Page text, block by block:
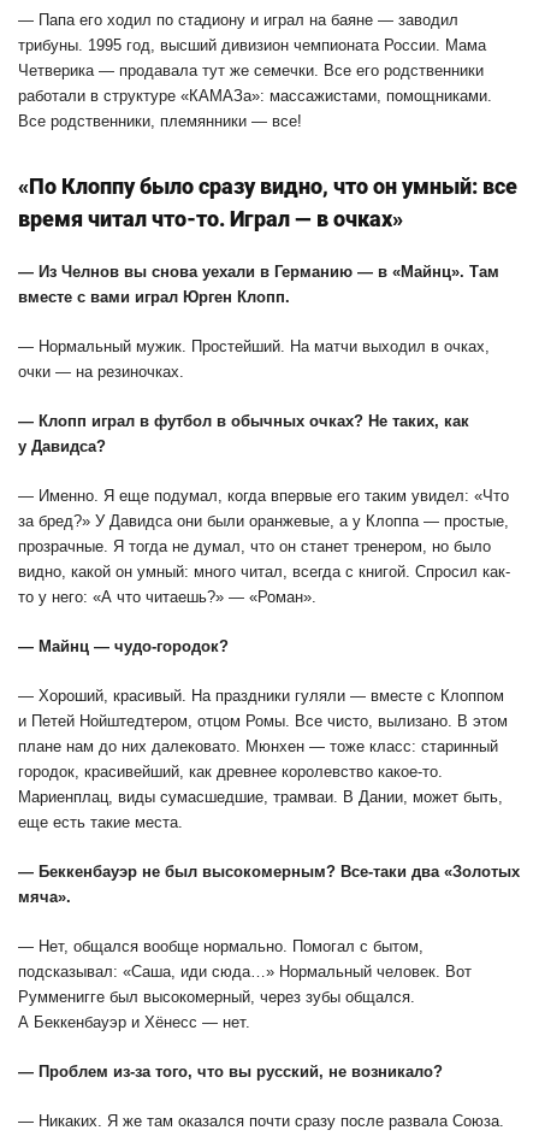
— Папа его ходил по стадиону и играл на баяне — заводил
трибуны. 1995 год, высший дивизион чемпионата России. Мама
Четверика — продавала тут же семечки. Все его родственники
работали в структуре «КАМАЗа»: массажистами, помощниками.
Все родственники, племянники — все!
«По Клоппу было сразу видно, что он умный: все
время читал что-то. Играл — в очках»
— Из Челнов вы снова уехали в Германию — в «Майнц». Там
вместе с вами играл Юрген Клопп.
— Нормальный мужик. Простейший. На матчи выходил в очках,
очки — на резиночках.
— Клопп играл в футбол в обычных очках? Не таких, как
у Давидса?
— Именно. Я еще подумал, когда впервые его таким увидел: «Что
за бред?» У Давидса они были оранжевые, а у Клоппа — простые,
прозрачные. Я тогда не думал, что он станет тренером, но было
видно, какой он умный: много читал, всегда с книгой. Спросил как-
то у него: «А что читаешь?» — «Роман».
— Майнц — чудо-городок?
— Хороший, красивый. На праздники гуляли — вместе с Клоппом
и Петей Нойштедтером, отцом Ромы. Все чисто, вылизано. В этом
плане нам до них далековато. Мюнхен — тоже класс: старинный
городок, красивейший, как древнее королевство какое-то.
Мариенплац, виды сумасшедшие, трамваи. В Дании, может быть,
еще есть такие места.
— Беккенбауэр не был высокомерным? Все-таки два «Золотых
мяча».
— Нет, общался вообще нормально. Помогал с бытом,
подсказывал: «Саша, иди сюда…» Нормальный человек. Вот
Румменигге был высокомерный, через зубы общался.
А Беккенбауэр и Хёнесс — нет.
— Проблем из-за того, что вы русский, не возникало?
— Никаких. Я же там оказался почти сразу после развала Союза.